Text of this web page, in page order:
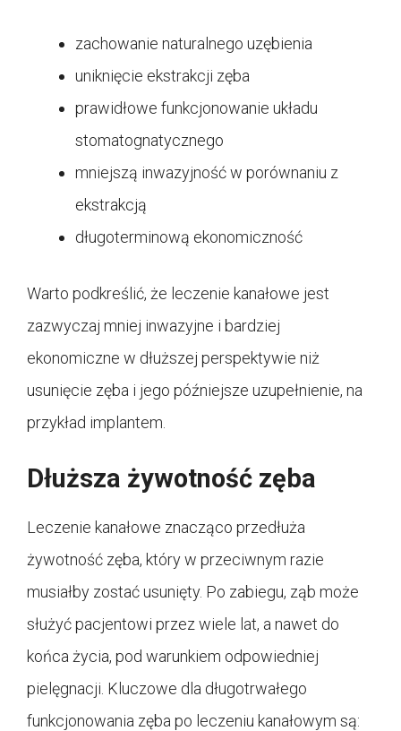
zachowanie naturalnego uzębienia
uniknięcie ekstrakcji zęba
prawidłowe funkcjonowanie układu
stomatognatycznego
mniejszą inwazyjność w porównaniu z
ekstrakcją
długoterminową ekonomiczność
Warto podkreślić, że leczenie kanałowe jest
zazwyczaj mniej inwazyjne i bardziej
ekonomiczne w dłuższej perspektywie niż
usunięcie zęba i jego późniejsze uzupełnienie, na
przykład implantem.
Dłuższa żywotność zęba
Leczenie kanałowe znacząco przedłuża
żywotność zęba, który w przeciwnym razie
musiałby zostać usunięty. Po zabiegu, ząb może
służyć pacjentowi przez wiele lat, a nawet do
końca życia, pod warunkiem odpowiedniej
pielęgnacji. Kluczowe dla długotrwałego
funkcjonowania zęba po leczeniu kanałowym są: